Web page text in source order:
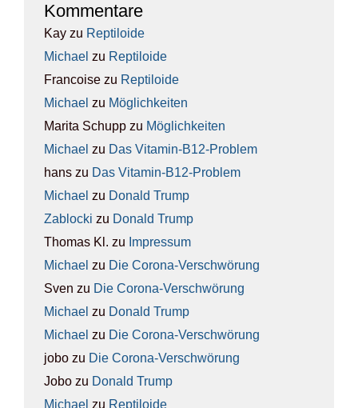
Kom­men­ta­re
Kay zu Rep­ti­lo­ide
Michael zu Rep­ti­lo­ide
Francoise zu Rep­ti­lo­ide
Michael zu Mög­lich­kei­ten
Marita Schupp zu Mög­lich­kei­ten
Michael zu Das Vit­amin-B12-Pro­blem
hans zu Das Vit­amin-B12-Pro­blem
Michael zu Donald Trump
Zablocki zu Donald Trump
Thomas Kl. zu Impres­sum
Michael zu Die Coro­na-Ver­schwö­rung
Sven zu Die Coro­na-Ver­schwö­rung
Michael zu Donald Trump
Michael zu Die Coro­na-Ver­schwö­rung
jobo zu Die Coro­na-Ver­schwö­rung
Jobo zu Donald Trump
Michael zu Rep­ti­lo­ide